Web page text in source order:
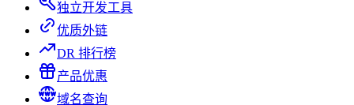
独立开发工具
优质外链
DR 排行榜
产品优惠
域名查询